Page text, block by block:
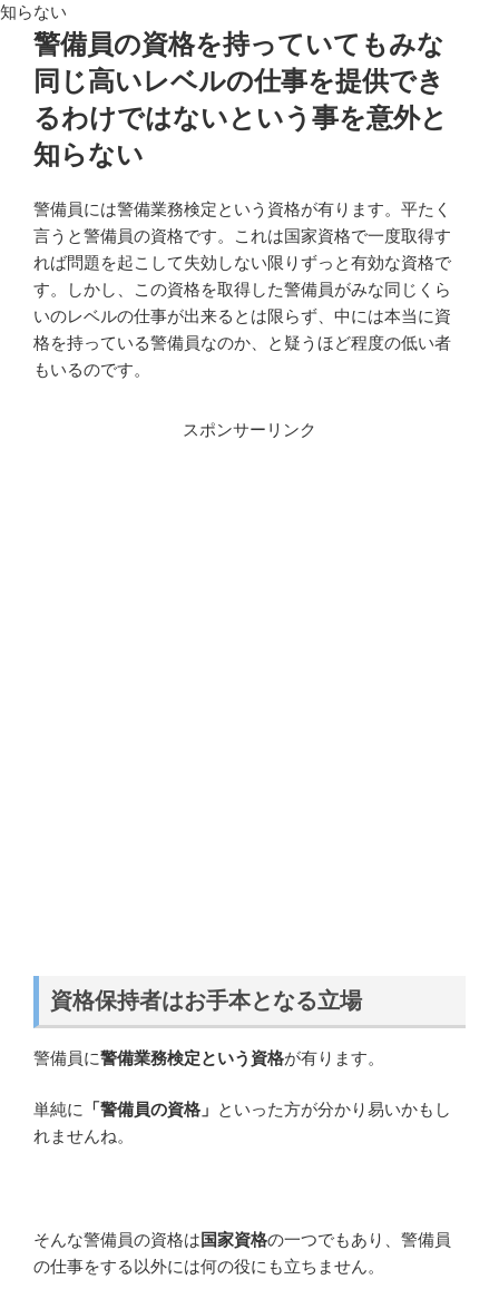
知らない
警備員の資格を持っていてもみな
同じ高いレベルの仕事を提供でき
るわけではないという事を意外と
知らない
警備員には警備業務検定という資格が有ります。平たく
言うと警備員の資格です。これは国家資格で一度取得す
れば問題を起こして失効しない限りずっと有効な資格で
す。しかし、この資格を取得した警備員がみな同じくら
いのレベルの仕事が出来るとは限らず、中には本当に資
格を持っている警備員なのか、と疑うほど程度の低い者
もいるのです。
スポンサーリンク
資格保持者はお手本となる立場
警備員に警備業務検定という資格が有ります。
単純に 「警備員の資格」 といった方が分かり易いかもし
れませんね。
そんな警備員の資格は国家資格の一つでもあり、警備員
の仕事をする以外には何の役にも立ちません。